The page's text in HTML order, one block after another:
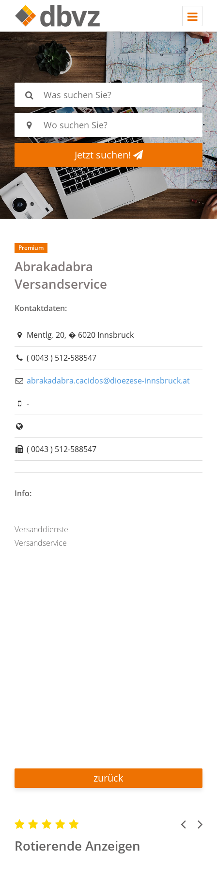
Jetzt suchen!
Abrakadabra
Versandservice
Premium
Kontaktdaten:
Mentlg. 20, � 6020 Innsbruck
( 0043 ) 512-588547
abrakadabra.cacidos@dioezese-innsbruck.at
-
( 0043 ) 512-588547
Info:
Versanddienste
Versandservice
zurück
Rotierende Anzeigen
Previous
Next